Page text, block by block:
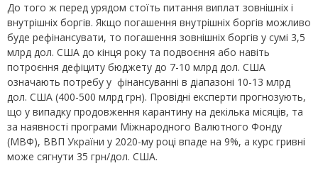
До того ж перед урядом стоїть питання виплат зовнішніх і
внутрішніх боргів. Якщо погашення внутрішніх боргів можливо
буде рефінансувати, то погашення зовнішніх боргів у сумі 3,5
млрд дол. США до кінця року та подвоєння або навіть
потроєння дефіциту бюджету до 7-10 млрд дол. США
означають потребу у фінансуванні в діапазоні 10-13 млрд
дол. США (400-500 млрд грн). Провідні експерти прогнозують,
що у випадку продовження карантину на декілька місяців, та
за наявності програми Міжнародного Валютного Фонду
(МВФ), ВВП України у 2020-му році впаде на 9%, а курс гривні
може сягнути 35 грн/дол. США.